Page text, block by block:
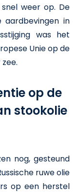
weer op. De
in
was het
Unie op de
op de
stookolie
nog, gesteund
ruwe olie
op een herstel